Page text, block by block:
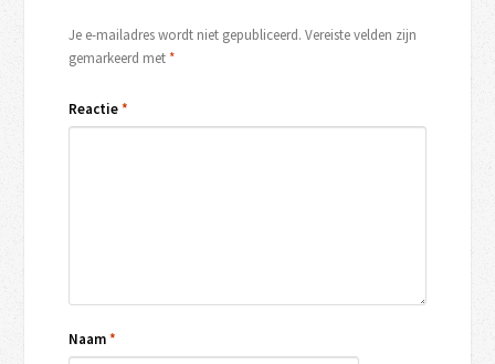
Je e-mailadres wordt niet gepubliceerd. Vereiste velden zijn
gemarkeerd met*
Reactie*
Naam*